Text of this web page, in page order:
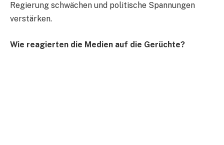
Regierung schwächen und politische Spannungen
verstärken.
Wie reagierten die Medien auf die Gerüchte?